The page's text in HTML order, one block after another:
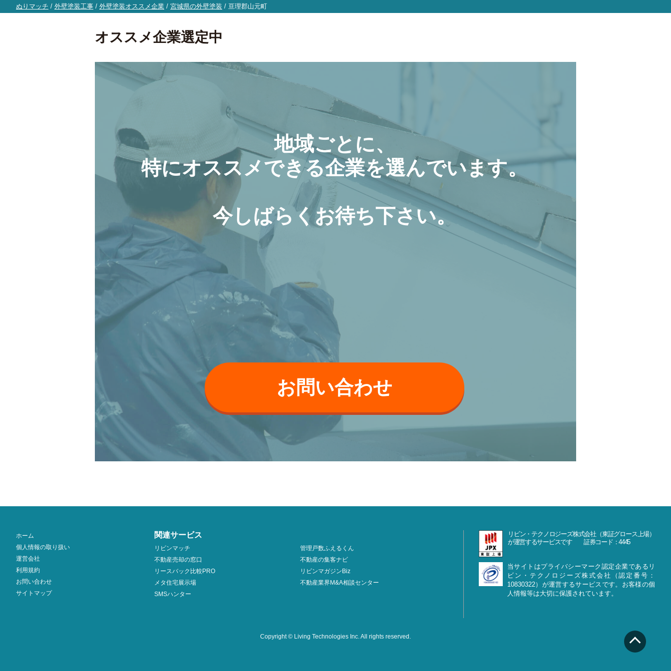
ぬりマッチ / 外壁塗装工事 / 外壁塗装オススメ企業 / 宮城県の外壁塗装 / 亘理郡山元町
オススメ企業選定中
地域ごとに、
特にオススメできる企業を選んでいます。
今しばらくお待ち下さい。
お問い合わせ
ホーム
個人情報の取り扱い
運営会社
利用規約
お問い合わせ
サイトマップ
関連サービス
リビンマッチ
不動産売却の窓口
リースバック比較PRO
メタ住宅展示場
SMSハンター
管理戸数ふえるくん
不動産の集客ナビ
リビンマガジンBiz
不動産業界M&A相談センター
リビン・テクノロジーズ株式会社（東証グロース上場）
が運営するサービスです 証券コード：4445
当サイトはプライバシーマーク認定企業であるリ
ビン・テクノロジーズ株式会社（認定番号：
10830322）が運営するサービスです。お客様の個
人情報等は大切に保護されています。
Copyright © Living Technologies Inc.All rights reserved.